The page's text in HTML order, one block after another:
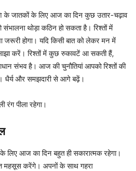
के जातकों के लिए आज का दिन कुछ उतार-चढ़ाव
थोड़ा कठिन हो सकता है। रिश्तों में
होगा। यदि किसी बात को लेकर मन में
करें। रिश्तों में कुछ रुकावटें आ सकती हैं,
संभव है। आज की चुनौतियां आपको रिश्तों की
धैर्य और समझदारी से आगे बढ़ें।
रंग पीला रहेगा।
लिए आज का दिन बहुत ही सकारात्मक रहेगा।
महसूस करेंगे। अपनों के साथ गहरा